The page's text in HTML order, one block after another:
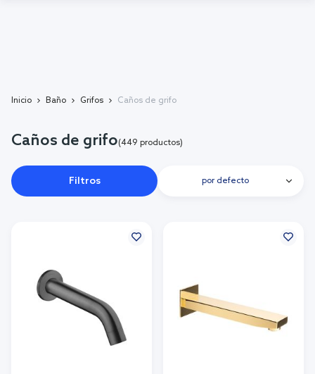
Inicio Baño Grifos Caños de grifo
Caños de grifo(449 productos)
Filtros por defecto